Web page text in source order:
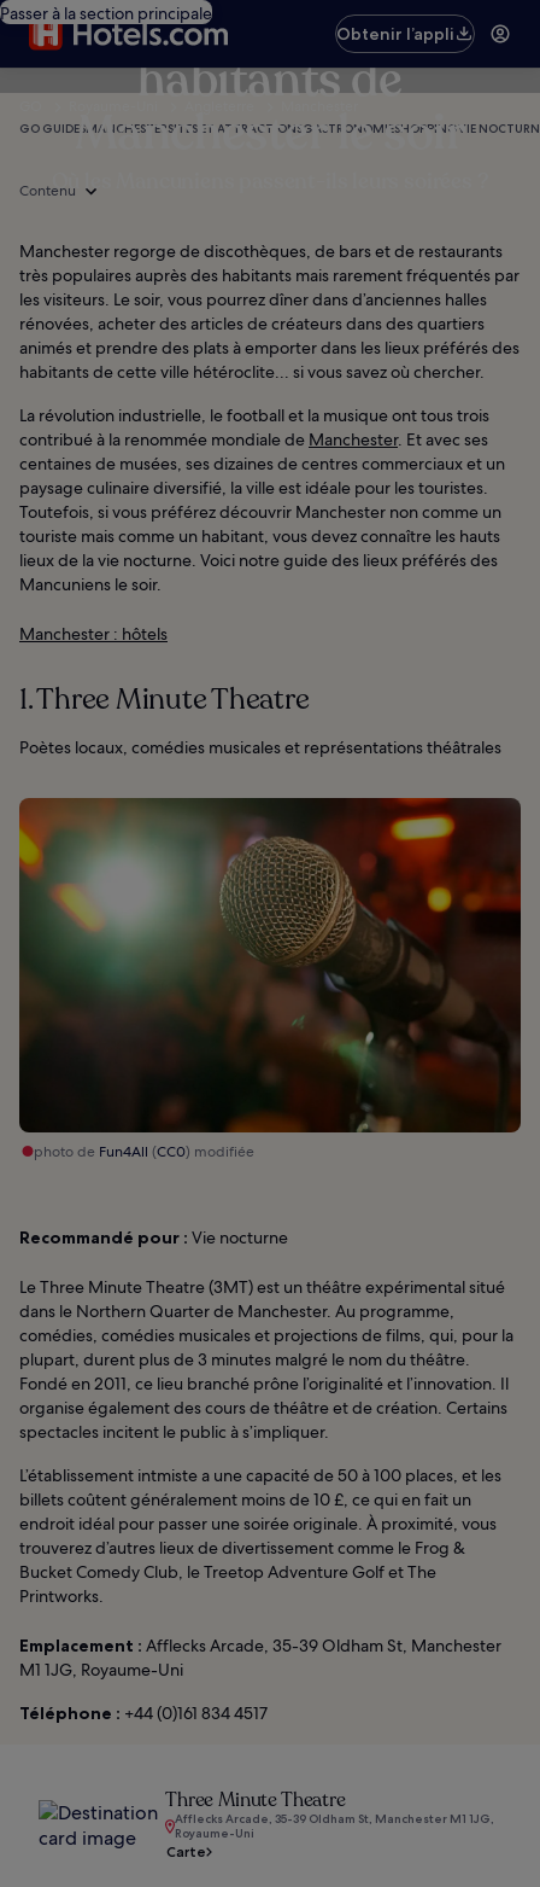
Passer à la section principale
Obtenir l’appli
10 lieux appréciés des
habitants de
Manchester le soir
Où les Mancuniens passent-ils leurs soirées ?
GO GUIDESMANCHESTERSITES ET ATTRACTIONSGASTRONOMIESHOPPINGVIE
Contenu
Manchester regorge de discothèques, de bars et de restaurants
très populaires auprès des habitants mais rarement fréquentés par
les visiteurs. Le soir, vous pourrez dîner dans d’anciennes halles
rénovées, acheter des articles de créateurs dans des quartiers
animés et prendre des plats à emporter dans les lieux préférés des
habitants de cette ville hétéroclite... si vous savez où chercher.
La révolution industrielle, le football et la musique ont tous trois
contribué à la renommée mondiale de Manchester. Et avec ses
centaines de musées, ses dizaines de centres commerciaux et un
paysage culinaire diversifié, la ville est idéale pour les touristes.
Toutefois, si vous préférez découvrir Manchester non comme un
touriste mais comme un habitant, vous devez connaître les hauts
lieux de la vie nocturne. Voici notre guide des lieux préférés des
Mancuniens le soir.
Manchester : hôtels
1. Three Minute Theatre
Poètes locaux, comédies musicales et représentations théâtrales
photo de Fun4All (CC0) modifiée
Recommandé pour : Vie nocturne
Le Three Minute Theatre (3MT) est un théâtre expérimental situé
dans le Northern Quarter de Manchester. Au programme,
comédies, comédies musicales et projections de films, qui, pour la
plupart, durent plus de 3 minutes malgré le nom du théâtre.
Fondé en 2011, ce lieu branché prône l’originalité et l’innovation. Il
organise également des cours de théâtre et de création. Certains
spectacles incitent le public à s’impliquer.
L’établissement intmiste a une capacité de 50 à 100 places, et les
billets coûtent généralement moins de 10 £, ce qui en fait un
endroit idéal pour passer une soirée originale. À proximité, vous
trouverez d’autres lieux de divertissement comme le Frog &
Bucket Comedy Club, le Treetop Adventure Golf et The
Printworks.
Emplacement : Afflecks Arcade, 35-39 Oldham St, Manchester
M1 1JG, Royaume-Uni
Téléphone : +44 (0)161 834 4517
Three Minute Theatre
Afflecks Arcade, 35-39 Oldham St, Manchester M1 1JG,
Royaume-Uni
Carte